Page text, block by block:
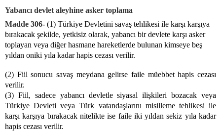
Yabancı devlet aleyhine asker toplama
Madde 306- (1) Türkiye Devletini savaş tehlikesi ile karşı karşıya
bırakacak şekilde, yetkisiz olarak, yabancı bir devlete karşı asker
toplayan veya diğer hasmane hareketlerde bulunan kimseye beş
yıldan oniki yıla kadar hapis cezası verilir.
(2) Fiil sonucu savaş meydana gelirse faile müebbet hapis cezası
verilir.
(3) Fiil, sadece yabancı devletle siyasal ilişkileri bozacak veya
Türkiye Devleti veya Türk vatandaşlarını misilleme tehlikesi ile
karşı karşıya bırakacak nitelikte ise faile iki yıldan sekiz yıla kadar
hapis cezası verilir.